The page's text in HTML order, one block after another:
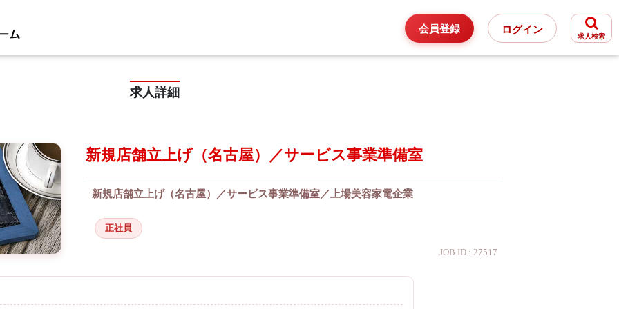
会員登録 ログイン
求人検索
求人詳細
新規店舗立上げ（名古屋）／サービス事業準備室
新規店舗立上げ（名古屋）／サービス事業準備室／上場美容家電企業
正社員
JOB ID : 27517